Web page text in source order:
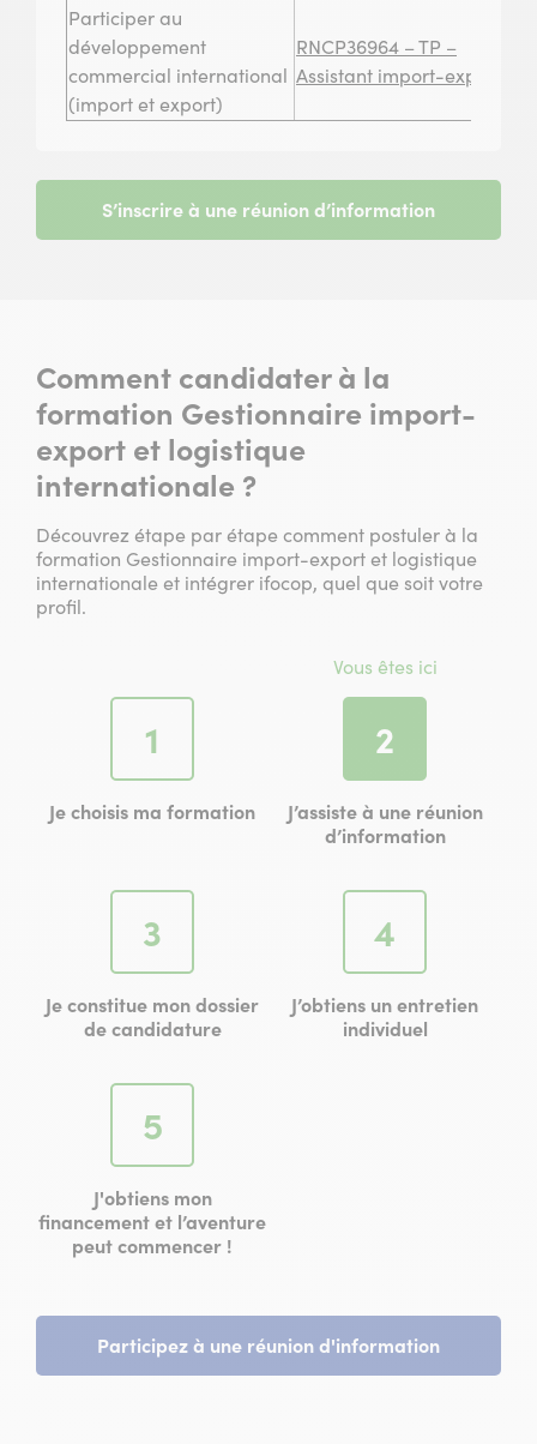
Participer au
développement
commercial international
(import et export)
RNCP36964 – TP –
Assistant import-export
S’inscrire à une réunion d’information
Comment candidater à la
formation Gestionnaire import-
export et logistique
internationale ?
Découvrez étape par étape comment postuler à la
formation Gestionnaire import-export et logistique
internationale et intégrer ifocop, quel que soit votre
profil.
Étape
1
Je choisis ma formation
Vous êtes ici
Étape
2
J’assiste à une réunion
d’information
Étape
3
Je constitue mon dossier
de candidature
Étape
4
J’obtiens un entretien
individuel
Étape
5
J'obtiens mon
financement et l’aventure
peut commencer !
Participez à une réunion d'information